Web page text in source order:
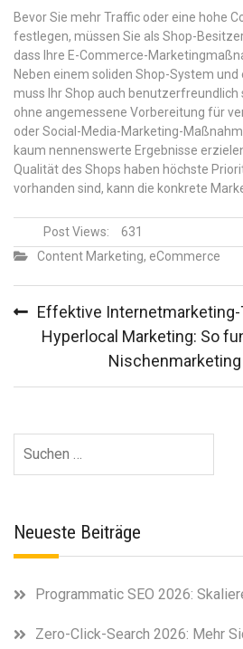
Bevor Sie mehr Traffic oder eine hohe
festlegen, müssen Sie als Shop-
dass Ihre E-Commerce-
Neben einem soliden Shop-System
muss Ihr Shop auch benutzerfreundlich
ohne angemessene Vorbereitung für
oder Social-Media-Marketing-
kaum nennenswerte Ergebnisse
Qualität des Shops haben höchste
vorhanden sind, kann die konkrete
Post Views:
631
Content Marketing, eCommerce
Effektive
Hyperlocal Marketing: So
nach:
Neueste Beiträge
Programmatic SEO 2026:
Zero-Click-Search 2026: Mehr